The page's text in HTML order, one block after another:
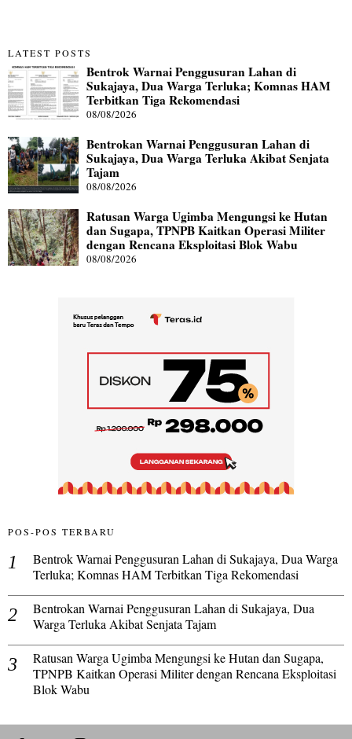
LATEST POSTS
Bentrok Warnai Penggusuran Lahan di
Sukajaya, Dua Warga Terluka; Komnas HAM
Terbitkan Tiga Rekomendasi
08/08/2026
Bentrokan Warnai Penggusuran Lahan di
Sukajaya, Dua Warga Terluka Akibat Senjata
Tajam
08/08/2026
Ratusan Warga Ugimba Mengungsi ke Hutan
dan Sugapa, TPNPB Kaitkan Operasi Militer
dengan Rencana Eksploitasi Blok Wabu
08/08/2026
POS-POS TERBARU
Bentrok Warnai Penggusuran Lahan di Sukajaya, Dua Warga
Terluka; Komnas HAM Terbitkan Tiga Rekomendasi
Bentrokan Warnai Penggusuran Lahan di Sukajaya, Dua
Warga Terluka Akibat Senjata Tajam
Ratusan Warga Ugimba Mengungsi ke Hutan dan Sugapa,
TPNPB Kaitkan Operasi Militer dengan Rencana Eksploitasi
Blok Wabu